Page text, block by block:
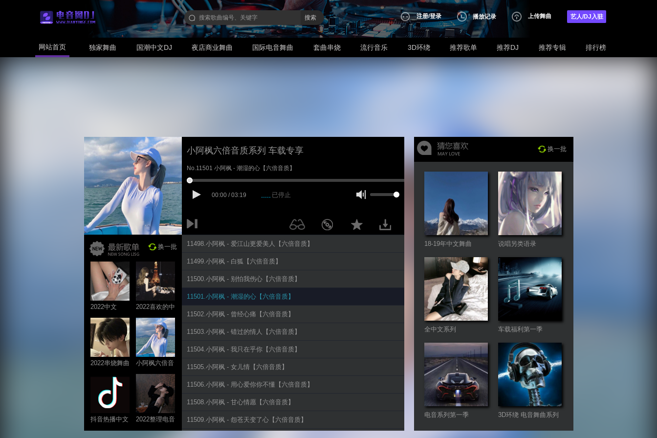
搜索 注册/登录 播放记录 上传舞曲 艺人/DJ入驻
网站首页 独家舞曲 国潮中文DJ 夜店商业舞曲 国际电音舞曲 套曲串烧 流行音乐 3D环绕 推荐歌单 推荐DJ 推荐专辑 排行榜
小阿枫六倍音质系列 车载专享
No.11501 小阿枫 - 潮湿的心【六倍音质】
00:00 / 03:19 已停止
换一批
2022中文
ProgHouse歌
曲
2022喜欢的中
文DJ舞曲
2022串烧舞曲
小阿枫六倍音
质系列 车载
抖音热播中文
系列
2022整理电音
系列
11498.小阿枫 - 爱江山更爱美人【六倍音质】
11499.小阿枫 - 白狐【六倍音质】
11500.小阿枫 - 别怕我伤心【六倍音质】
11501.小阿枫 - 潮湿的心【六倍音质】
11502.小阿枫 - 曾经心痛【六倍音质】
11503.小阿枫 - 错过的情人【六倍音质】
11504.小阿枫 - 我只在乎你【六倍音质】
11505.小阿枫 - 女儿情【六倍音质】
11506.小阿枫 - 用心爱你你不懂【六倍音质】
11508.小阿枫 - 甘心情愿【六倍音质】
11509.小阿枫 - 怨苍天变了心【六倍音质】
换一批
18-19年中文舞曲
Remix（暂不更新）
说唱另类语录
全中文系列
FutureBass版
车载福利第一季
电音系列第一季 3D环绕 电音舞曲系列